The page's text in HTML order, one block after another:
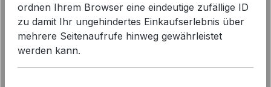
Bildergalerie überspringen
ordnen Ihrem Browser eine eindeutige zufällige ID
zu damit Ihr ungehindertes Einkaufserlebnis über
mehrere Seitenaufrufe hinweg gewährleistet
werden kann.